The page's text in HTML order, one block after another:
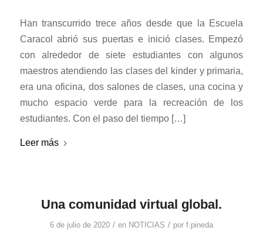
Han transcurrido trece años desde que la Escuela
Caracol abrió sus puertas e inició clases. Empezó
con alrededor de siete estudiantes con algunos
maestros atendiendo las clases del kinder y primaria,
era una oficina, dos salones de clases, una cocina y
mucho espacio verde para la recreación de los
estudiantes. Con el paso del tiempo […]
Leer más
Una comunidad virtual global.
6 de julio de 2020 / en NOTICIAS / por f.pineda